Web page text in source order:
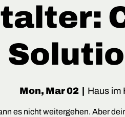
Mon, Mar 02
  |
Haus im
es nicht weitergehen. Aber